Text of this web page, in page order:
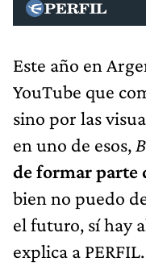
Este año en
YouTube que
sino por las
en uno de esos,
de formar parte
bien no puedo
el futuro, sí hay
explica a